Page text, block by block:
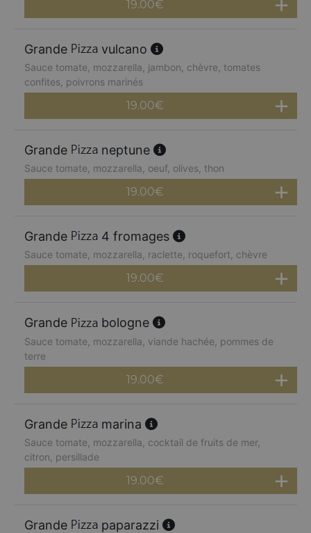
19.00€
Grande vulcano
Sauce tomate, mozzarella, jambon, chèvre, tomates
confites, poivrons marinés
19.00€
Grande neptune
Sauce tomate, mozzarella, oeuf, olives, thon
19.00€
Grande 4 fromages
Sauce tomate, mozzarella, raclette, roquefort, chèvre
19.00€
Grande bologne
Sauce tomate, mozzarella, viande hachée, pommes de
terre
19.00€
Grande marina
Sauce tomate, mozzarella, cocktail de fruits de mer,
citron, persillade
19.00€
Grande paparazzi